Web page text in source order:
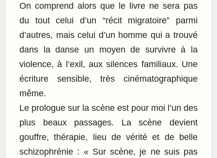
On comprend alors que le livre ne sera pas
du tout celui d’un “récit migratoire” parmi
d’autres, mais celui d’un homme qui a trouvé
dans la danse un moyen de survivre à la
violence, à l’exil, aux silences familiaux. Une
écriture sensible, très cinématographique
même.
Le prologue sur la scène est pour moi l’un des
plus beaux passages. La scène devient
gouffre, thérapie, lieu de vérité et de belle
schizophrénie : « Sur scène, je ne suis pas